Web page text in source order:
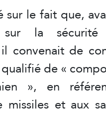
sur le fait que,
sur la
convenait de
de «
», en
missiles et aux